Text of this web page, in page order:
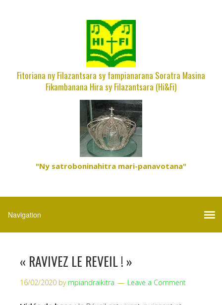
Fitoriana ny Filazantsara sy fampianarana Soratra Masina
Fikambanana Hira sy Filazantsara (Hi&Fi)
"Ny satroboninahitra mari-panavotana"
« RAVIVEZ LE REVEIL ! »
16/02/2020 by mpiandraikitra Leave a Comment